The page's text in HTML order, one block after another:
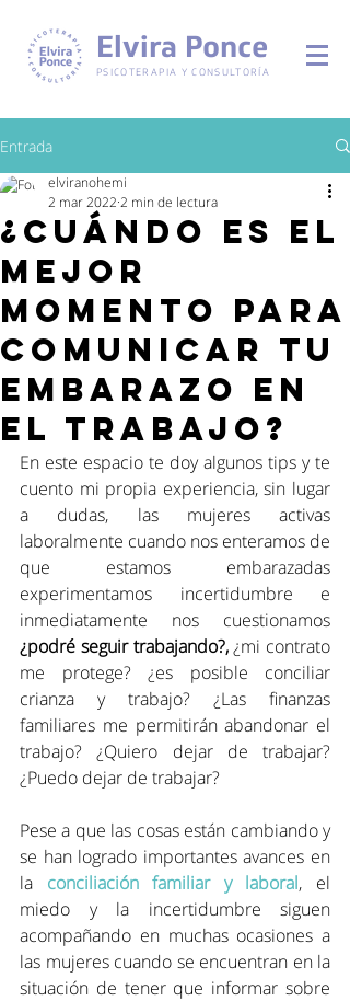
Elvira Ponce
PSICOTERAPIA Y CONSULTORÍA
Entrada
¿Cuándo es el
mejor
momento para
comunicar tu
embarazo en
el trabajo?
elviranohemi
2 mar 2022 2 min de lectura
En este espacio te doy algunos tips y te
cuento mi propia experiencia, sin lugar
a dudas, las mujeres activas
laboralmente cuando nos enteramos de
que estamos embarazadas
experimentamos incertidumbre e
¿podré seguir trabajando?, ¿mi contrato
me protege? ¿es posible conciliar
crianza y trabajo? ¿Las finanzas
familiares me permitirán abandonar el
trabajo? ¿Quiero dejar de trabajar?
¿Puedo dejar de trabajar?
Pese a que las cosas están cambiando y
se han logrado importantes avances en
la conciliación familiar y laboral, el
miedo y la incertidumbre siguen
acompañando en muchas ocasiones a
las mujeres cuando se encuentran en la
situación de tener que informar sobre